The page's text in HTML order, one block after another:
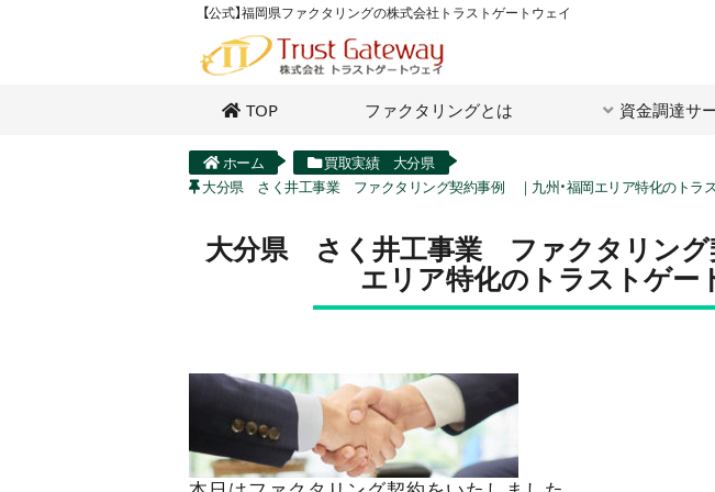
【公式】福岡県ファクタリングの株式会社トラストゲートウェイ
TOP ファクタリングとは 資金調達サ
ホーム
買取実績 大分県
大分県 さく井工事業 ファクタリング契約事例 ｜九州・福岡エリア特化のトラ
大分県 さく井工事業 ファクタリング
エリア特化のトラストゲ